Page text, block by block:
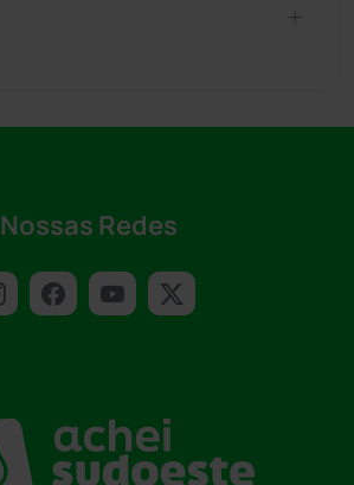
Nossas Redes